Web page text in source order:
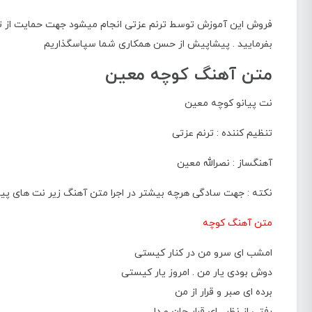
فروش این آموزش توسط ترنم عزتی انجام میشود جهت حمایت از
بفرمایید . پیشاپیش از حسن همکاری شما سپاسگذاریم
متن آهنگ کوچه معین
نت پیانو کوچه معین
تنظیم کننده : ترنم عزتی
آهنگساز : نصرالله معین
نکته : جهت سادگی هرچه بیشتر در اجرا متن آهنگ زیر نت های
متن آهنگ کوچه
امشب ای سرو من در کنار کیستی
دوش بودی یار من . امروز یار کیستی
برده ای صبر و قرار از من